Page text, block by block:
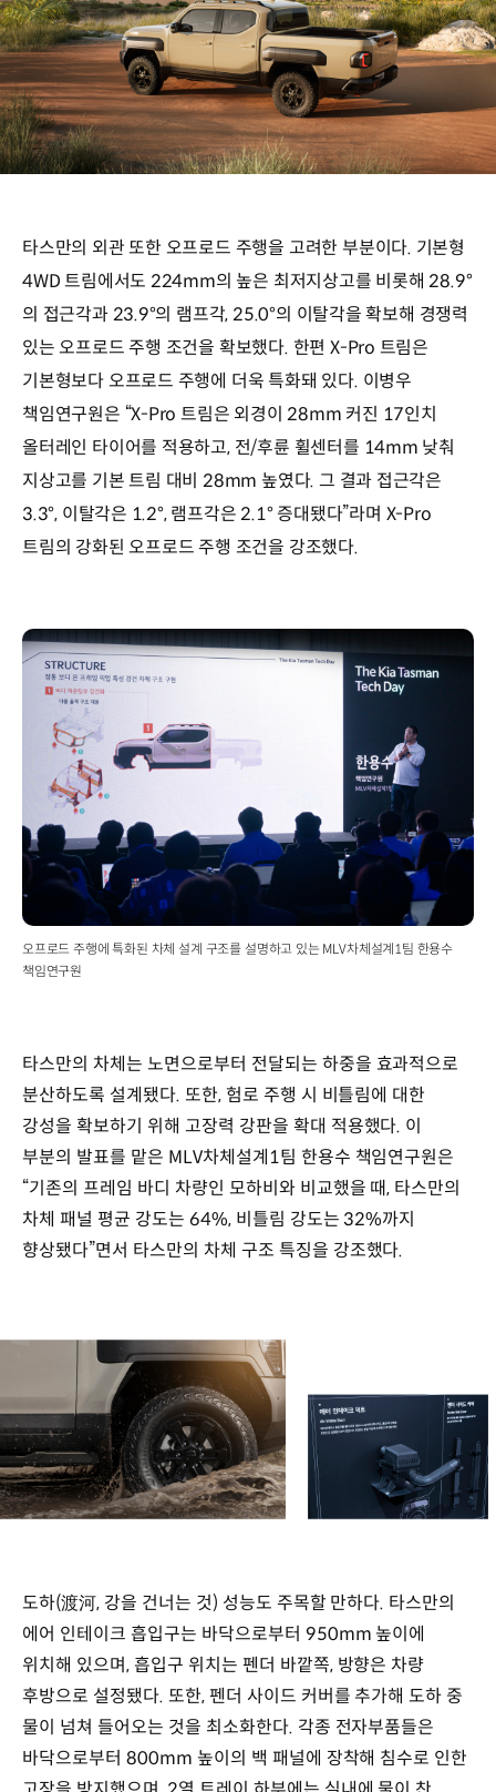
타스만의 외관 또한 오프로드 주행을 고려한 부분이다. 기본형
4WD 트림에서도 224mm의 높은 최저지상고를 비롯해 28.9°
의 접근각과 23.9°의 램프각, 25.0°의 이탈각을 확보해 경쟁력
있는 오프로드 주행 조건을 확보했다. 한편 X-Pro 트림은
기본형보다 오프로드 주행에 더욱 특화돼 있다. 이병우
책임연구원은 “X-Pro 트림은 외경이 28mm 커진 17인치
올터레인 타이어를 적용하고, 전/후륜 휠센터를 14mm 낮춰
지상고를 기본 트림 대비 28mm 높였다. 그 결과 접근각은
3.3°, 이탈각은 1.2°, 램프각은 2.1° 증대됐다”라며 X-Pro
트림의 강화된 오프로드 주행 조건을 강조했다.
오프로드 주행에 특화된 차체 설계 구조를 설명하고 있는 MLV차체설계1팀 한용수
책임연구원
타스만의 차체는 노면으로부터 전달되는 하중을 효과적으로
분산하도록 설계됐다. 또한, 험로 주행 시 비틀림에 대한
강성을 확보하기 위해 고장력 강판을 확대 적용했다. 이
부분의 발표를 맡은 MLV차체설계1팀 한용수 책임연구원은
“기존의 프레임 바디 차량인 모하비와 비교했을 때, 타스만의
차체 패널 평균 강도는 64%, 비틀림 강도는 32%까지
향상됐다”면서 타스만의 차체 구조 특징을 강조했다.
도하(渡河, 강을 건너는 것) 성능도 주목할 만하다. 타스만의
에어 인테이크 흡입구는 바닥으로부터 950mm 높이에
위치해 있으며, 흡입구 위치는 펜더 바깥쪽, 방향은 차량
후방으로 설정됐다. 또한, 펜더 사이드 커버를 추가해 도하 중
물이 넘쳐 들어오는 것을 최소화한다. 각종 전자부품들은
바닥으로부터 800mm 높이의 백 패널에 장착해 침수로 인한